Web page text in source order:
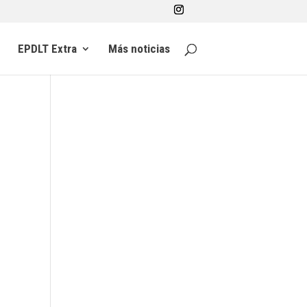
EPDLT Extra Más noticias